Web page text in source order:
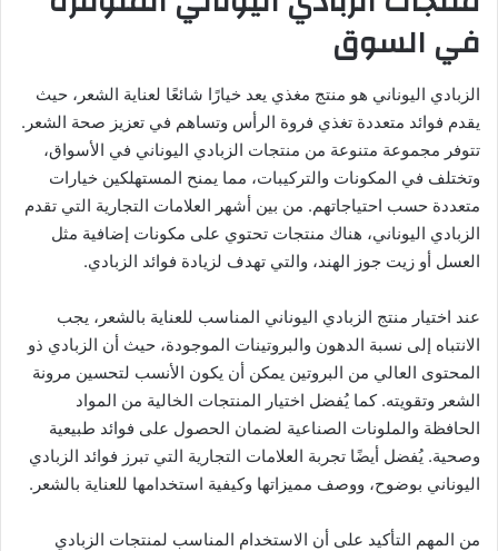
في السوق
الزبادي اليوناني هو منتج مغذي يعد خيارًا شائعًا لعناية الشعر، حيث
يقدم فوائد متعددة تغذي فروة الرأس وتساهم في تعزيز صحة الشعر.
تتوفر مجموعة متنوعة من منتجات الزبادي اليوناني في الأسواق،
وتختلف في المكونات والتركيبات، مما يمنح المستهلكين خيارات
متعددة حسب احتياجاتهم. من بين أشهر العلامات التجارية التي تقدم
الزبادي اليوناني، هناك منتجات تحتوي على مكونات إضافية مثل
العسل أو زيت جوز الهند، والتي تهدف لزيادة فوائد الزبادي.
عند اختيار منتج الزبادي اليوناني المناسب للعناية بالشعر، يجب
الانتباه إلى نسبة الدهون والبروتينات الموجودة، حيث أن الزبادي ذو
المحتوى العالي من البروتين يمكن أن يكون الأنسب لتحسين مرونة
الشعر وتقويته. كما يُفضل اختيار المنتجات الخالية من المواد
الحافظة والملونات الصناعية لضمان الحصول على فوائد طبيعية
وصحية. يُفضل أيضًا تجربة العلامات التجارية التي تبرز فوائد الزبادي
اليوناني بوضوح، ووصف مميزاتها وكيفية استخدامها للعناية بالشعر.
من المهم التأكيد على أن الاستخدام المناسب لمنتجات الزبادي